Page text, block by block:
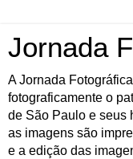
Jornada
A Jornada
fotograficamente o
de São Paulo e seus
as imagens são
e a edição das